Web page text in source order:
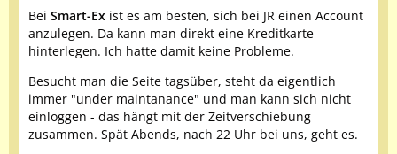
Bei Smart-Ex ist es am besten, sich bei JR einen Account
anzulegen. Da kann man direkt eine Kreditkarte
hinterlegen. Ich hatte damit keine Probleme.
Besucht man die Seite tagsüber, steht da eigentlich
immer "under maintanance" und man kann sich nicht
einloggen - das hängt mit der Zeitverschiebung
zusammen. Spät Abends, nach 22 Uhr bei uns, geht es.